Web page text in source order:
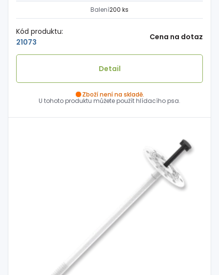
Balení200 ks
Kód produktu:
21073
Cena na dotaz
Detail
Zboží není na skladě.
U tohoto produktu můžete použít hlídacího psa.